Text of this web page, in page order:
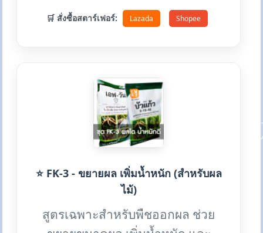
🛒 สั่งซื้อสตาร์เฟอร์: Lazada Shopee
⭐ FK-3 - ขยายผล เพิ่มน้ำหนัก (สำหรับผล
ไม้)
สูตรเฉพาะสำหรับพืชออกผล ช่วย